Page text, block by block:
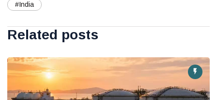
#India
Related posts